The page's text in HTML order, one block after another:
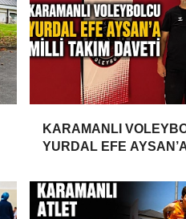
KARAMANLI
YURDAL EFE